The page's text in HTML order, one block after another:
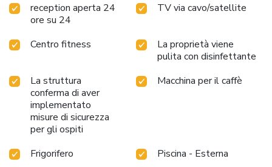
reception aperta 24
ore su 24
TV via cavo/satellite
Centro fitness
La proprietà viene
pulita con disinfettante
La struttura
conferma di aver
implementato
misure di sicurezza
per gli ospiti
Macchina per il caffè
Frigorifero
Piscina - Esterna